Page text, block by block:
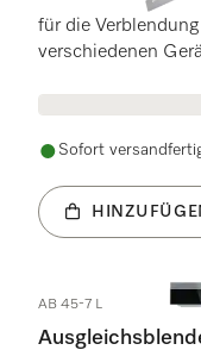
für die
verschiedenen
Sofort
AB 45-7 L